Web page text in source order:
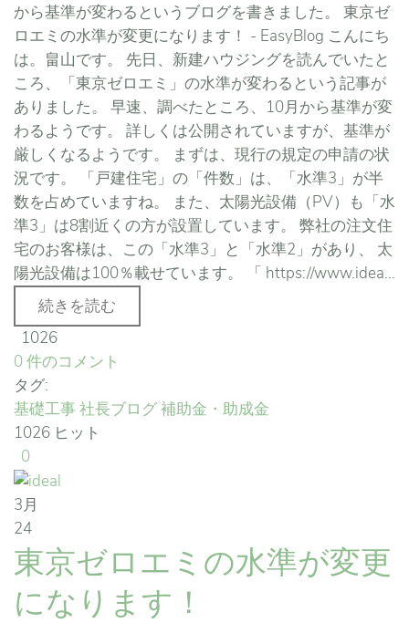
から基準が変わるというブログを書きました。 東京ゼ
ロエミの水準が変更になります！ - EasyBlog こんにち
は。畠山です。 先日、新建ハウジングを読んでいたと
ころ、「東京ゼロエミ」の水準が変わるという記事が
ありました。 早速、調べたところ、10月から基準が変
わるようです。 詳しくは公開されていますが、基準が
厳しくなるようです。 まずは、現行の規定の申請の状
況です。 「戸建住宅」の「件数」は、「水準3」が半
数を占めていますね。 また、太陽光設備（PV）も「水
準3」は8割近くの方が設置しています。 弊社の注文住
宅のお客様は、この「水準3」と「水準2」があり、 太
陽光設備は100％載せています。 「 https://www.idea...
続きを読む
1026
0 件のコメント
タグ:
基礎工事 社長ブログ補助金・助成金
1026 ヒット
0
3月
24
東京ゼロエミの水準が変更
になります！